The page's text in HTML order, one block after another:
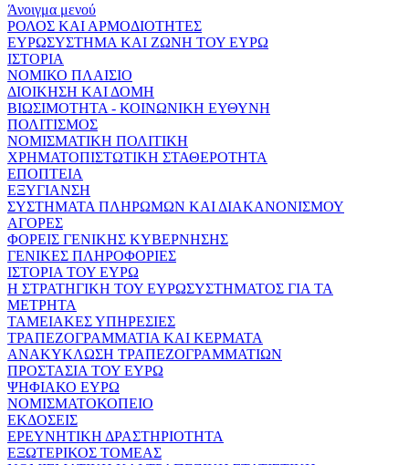
Άνοιγμα μενού
ΡΟΛΟΣ ΚΑΙ ΑΡΜΟΔΙΟΤΗΤΕΣ
ΕΥΡΩΣΥΣΤΗΜΑ ΚΑΙ ΖΩΝΗ ΤΟΥ ΕΥΡΩ
ΙΣΤΟΡΙΑ
ΝΟΜΙΚΟ ΠΛΑΙΣΙΟ
ΔΙΟΙΚΗΣΗ ΚΑΙ ΔΟΜΗ
ΒΙΩΣΙΜΟΤΗΤΑ - ΚΟΙΝΩΝΙΚΗ ΕΥΘΥΝΗ
ΠΟΛΙΤΙΣΜΟΣ
ΝΟΜΙΣΜΑΤΙΚΗ ΠΟΛΙΤΙΚΗ
ΧΡΗΜΑΤΟΠΙΣΤΩΤΙΚΗ ΣΤΑΘΕΡΟΤΗΤΑ
ΕΠΟΠΤΕΙΑ
ΕΞΥΓΙΑΝΣΗ
ΣΥΣΤΗΜΑΤΑ ΠΛΗΡΩΜΩΝ ΚΑΙ ΔΙΑΚΑΝΟΝΙΣΜΟΥ
ΑΓΟΡΕΣ
ΦΟΡΕΙΣ ΓΕΝΙΚΗΣ ΚΥΒΕΡΝΗΣΗΣ
ΓΕΝΙΚΕΣ ΠΛΗΡΟΦΟΡΙΕΣ
ΙΣΤΟΡΙΑ ΤΟΥ ΕΥΡΩ
Η ΣΤΡΑΤΗΓΙΚΗ ΤΟΥ ΕΥΡΩΣΥΣΤΗΜΑΤΟΣ ΓΙΑ ΤΑ
ΜΕΤΡΗΤΑ
ΤΑΜΕΙΑΚΕΣ ΥΠΗΡΕΣΙΕΣ
ΤΡΑΠΕΖΟΓΡΑΜΜΑΤΙΑ ΚΑΙ ΚΕΡΜΑΤΑ
ΑΝΑΚΥΚΛΩΣΗ ΤΡΑΠΕΖΟΓΡΑΜΜΑΤΙΩΝ
ΠΡΟΣΤΑΣΙΑ ΤΟΥ ΕΥΡΩ
ΨΗΦΙΑΚΟ ΕΥΡΩ
ΝΟΜΙΣΜΑΤΟΚΟΠΕΙΟ
ΕΚΔΟΣΕΙΣ
ΕΡΕΥΝΗΤΙΚΗ ΔΡΑΣΤΗΡΙΟΤΗΤΑ
ΕΞΩΤΕΡΙΚΟΣ ΤΟΜΕΑΣ